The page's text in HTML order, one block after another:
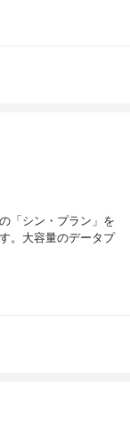
「シン・プラン」を
。大容量のデータプ